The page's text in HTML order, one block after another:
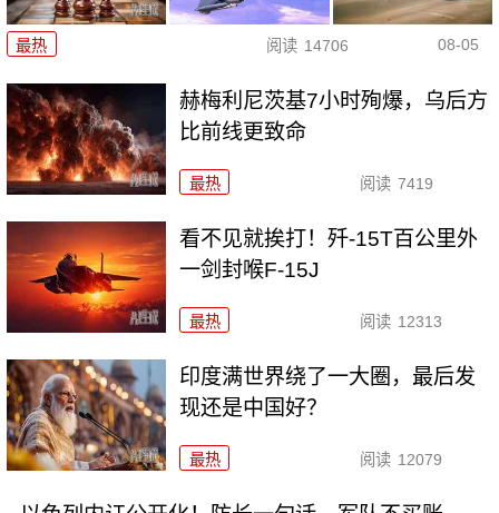
最热 阅读 14706 08-05
赫梅利尼茨基7小时殉爆，乌后方
比前线更致命
最热 阅读 7419
看不见就挨打！歼-15T百公里外
一剑封喉F-15J
最热 阅读 12313
印度满世界绕了一大圈，最后发
现还是中国好？
最热 阅读 12079